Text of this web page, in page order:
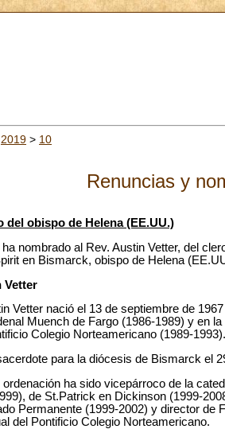
2019 > 10
Renuncias y
del obispo de Helena (EE.UU.)
ha nombrado al Rev. Austin Vetter, del
en Bismarck, obispo de Helena
Vetter
Vetter nació el 13 de septiembre de
Muench de Fargo (1986-1989) y en
Colegio Norteamericano (1989-1993).
para la diócesis de Bismarck el
ha sido vicepárroco de la
de St.Patrick en Dickinson (1999-
Permanente (1999-2002) y director de
del Pontificio Colegio Norteamericano.